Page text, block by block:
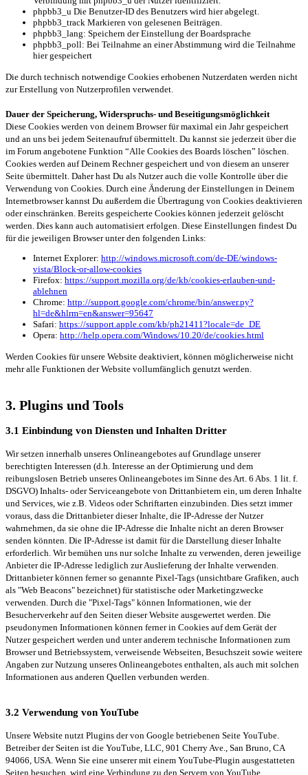
phpbb3_u Die Benutzer-ID des Benutzers wird hier abgelegt.
phpbb3_track Markieren von gelesenen Beiträgen.
phpbb3_lang: Speichern der Einstellung der Boardsprache
phpbb3_poll: Bei Teilnahme an einer Abstimmung wird die Teilnahme
hier gespeichert
Die durch technisch notwendige Cookies erhobenen Nutzerdaten werden nicht
zur Erstellung von Nutzerprofilen verwendet.
Dauer der Speicherung, Widerspruchs- und Beseitigungsmöglichkeit
Diese Cookies werden von deinem Browser für maximal ein Jahr gespeichert
und an uns bei jedem Seitenaufruf übermittelt. Du kannst sie jederzeit über die
im Forum angebotene Funktion “Alle Cookies des Boards löschen” löschen.
Cookies werden auf Deinem Rechner gespeichert und von diesem an unserer
Seite übermittelt. Daher hast Du als Nutzer auch die volle Kontrolle über die
Verwendung von Cookies. Durch eine Änderung der Einstellungen in Deinem
Internetbrowser kannst Du außerdem die Übertragung von Cookies deaktivieren
oder einschränken. Bereits gespeicherte Cookies können jederzeit gelöscht
werden. Dies kann auch automatisiert erfolgen. Diese Einstellungen findest Du
für die jeweiligen Browser unter den folgenden Links:
Internet Explorer: http://windows.microsoft.com/de-DE/windows-
vista/Block-or-allow-cookies
Firefox: https://support.mozilla.org/de/kb/cookies-erlauben-und-
ablehnen
Chrome: http://support.google.com/chrome/bin/answer.py?
hl=de&hlrm=en&answer=95647
Safari: https://support.apple.com/kb/ph21411?locale=de_DE
Opera: http://help.opera.com/Windows/10.20/de/cookies.html
Werden Cookies für unsere Website deaktiviert, können möglicherweise nicht
mehr alle Funktionen der Website vollumfänglich genutzt werden.
3. Plugins und Tools
3.1 Einbindung von Diensten und Inhalten Dritter
Wir setzen innerhalb unseres Onlineangebotes auf Grundlage unserer
berechtigten Interessen (d.h. Interesse an der Optimierung und dem
reibungslosen Betrieb unseres Onlineangebotes im Sinne des Art. 6 Abs. 1 lit. f.
DSGVO) Inhalts- oder Serviceangebote von Drittanbietern ein, um deren Inhalte
und Services, wie z.B. Videos oder Schriftarten einzubinden. Dies setzt immer
voraus, dass die Drittanbieter dieser Inhalte, die IP-Adresse der Nutzer
wahrnehmen, da sie ohne die IP-Adresse die Inhalte nicht an deren Browser
senden könnten. Die IP-Adresse ist damit für die Darstellung dieser Inhalte
erforderlich. Wir bemühen uns nur solche Inhalte zu verwenden, deren jeweilige
Anbieter die IP-Adresse lediglich zur Auslieferung der Inhalte verwenden.
Drittanbieter können ferner so genannte Pixel-Tags (unsichtbare Grafiken, auch
als "Web Beacons" bezeichnet) für statistische oder Marketingzwecke
verwenden. Durch die "Pixel-Tags" können Informationen, wie der
Besucherverkehr auf den Seiten dieser Website ausgewertet werden. Die
pseudonymen Informationen können ferner in Cookies auf dem Gerät der
Nutzer gespeichert werden und unter anderem technische Informationen zum
Browser und Betriebssystem, verweisende Webseiten, Besuchszeit sowie weitere
Angaben zur Nutzung unseres Onlineangebotes enthalten, als auch mit solchen
Informationen aus anderen Quellen verbunden werden.
3.2 Verwendung von YouTube
Unsere Website nutzt Plugins der von Google betriebenen Seite YouTube.
Betreiber der Seiten ist die YouTube, LLC, 901 Cherry Ave., San Bruno, CA
94066, USA. Wenn Sie eine unserer mit einem YouTube-Plugin ausgestatteten
Seiten besuchen, wird eine Verbindung zu den Servern von YouTube